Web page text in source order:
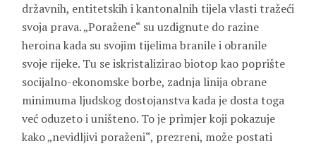
državnih, entitetskih i kantonalnih tijela vlasti tražeći
svoja prava. „Poražene“ su uzdignute do razine
heroina kada su svojim tijelima branile i obranile
svoje rijeke. Tu se iskristalizirao biotop kao poprište
socijalno-ekonomske borbe, zadnja linija obrane
minimuma ljudskog dostojanstva kada je dosta toga
već oduzeto i uništeno. To je primjer koji pokazuje
kako „nevidljivi poraženi“, prezreni, može postati